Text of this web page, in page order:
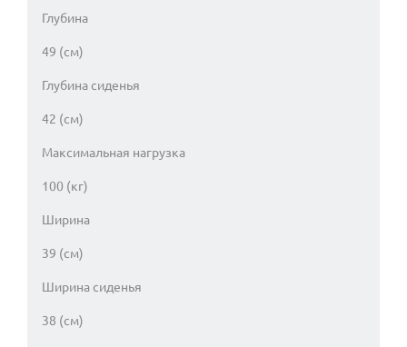
Глубина
49 (см)
Глубина сиденья
42 (см)
Максимальная нагрузка
100 (кг)
Ширина
39 (см)
Ширина сиденья
38 (см)